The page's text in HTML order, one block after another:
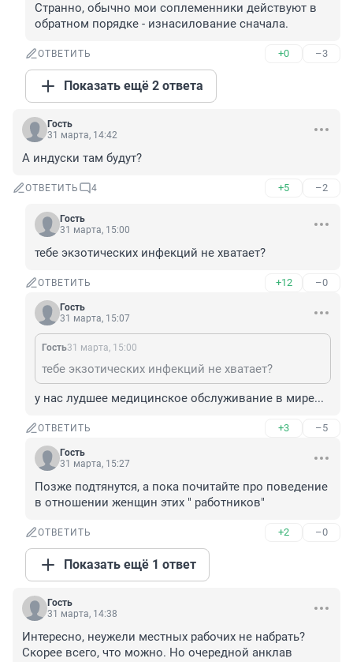
Странно, обычно мои соплеменники действуют в
обратном порядке - изнасилование сначала.
ОТВЕТИТЬ +0 –3
Показать ещё 2 ответа
Гость
31 марта, 14:42
А индуски там будут?
ОТВЕТИТЬ 4 +5 –2
Гость
31 марта, 15:00
тебе экзотических инфекций не хватает?
ОТВЕТИТЬ +12 –0
Гость
31 марта, 15:07
Гость31 марта, 15:00
тебе экзотических инфекций не хватает?
у нас лудшее медицинское обслуживание в мире...
ОТВЕТИТЬ +3 –5
Гость
31 марта, 15:27
Позже подтянутся, а пока почитайте про поведение
в отношении женщин этих " работников"
ОТВЕТИТЬ +2 –0
Показать ещё 1 ответ
Гость
31 марта, 14:38
Интересно, неужели местных рабочих не набрать?
Скорее всего, что можно. Но очередной анклав